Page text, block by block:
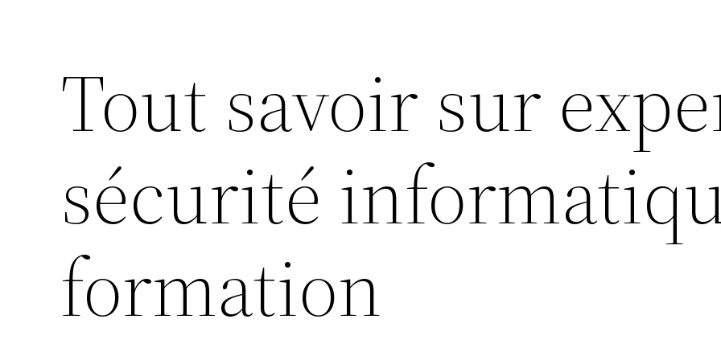
Tout savoir sur
sécurité
formation